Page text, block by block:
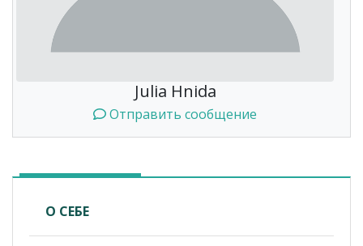
Julia Hnida
Отправить сообщение
О СЕБЕ